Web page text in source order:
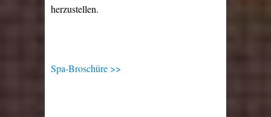
herzustellen.
Spa-Broschüre >>